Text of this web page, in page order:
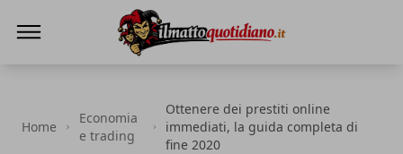
Home
Economia
e trading
Ottenere dei prestiti online
immediati, la guida completa di
fine 2020